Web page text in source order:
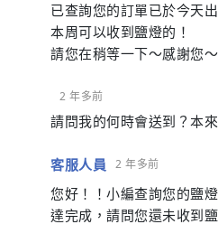
已查詢您的訂單已於今天出
本周可以收到鹽燈的！
請您在稍等一下～感謝您～
2 年多前
請問我的何時會送到？本
客服人員 2 年多前
您好！！小編查詢您的鹽
達完成，請問您還未收到